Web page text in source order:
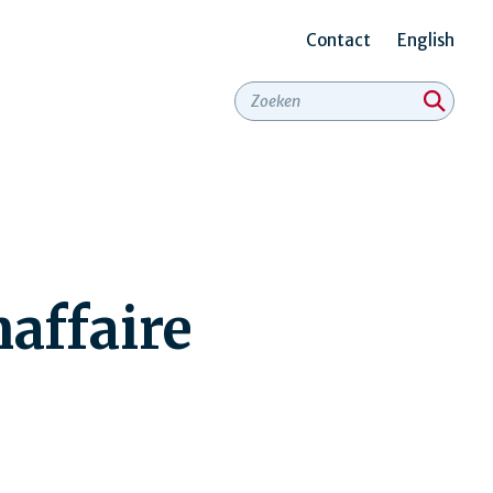
Secundair
menu
Contact English